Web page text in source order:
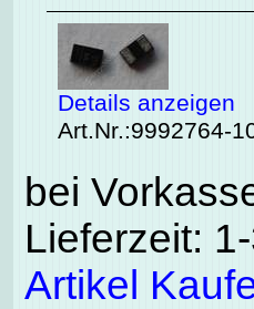
Details anzeigen
Art.Nr.:9992764-
bei
Lieferzeit:
Artikel